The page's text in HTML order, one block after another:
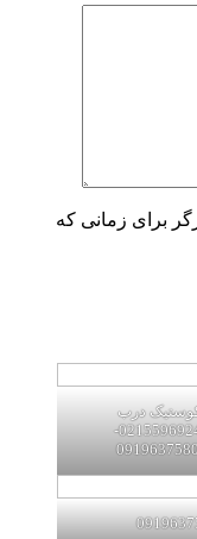
برای زمانی که
درب
02155969245-